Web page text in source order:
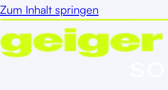
Zum Inhalt springen